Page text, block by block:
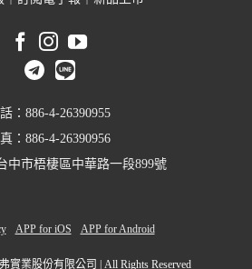
：886-4-26390955
：886-4-26390956
中市梧棲區中華路一段899號
APP for iOS APP for Android
實業股份有限公司 | All Rights Reserved